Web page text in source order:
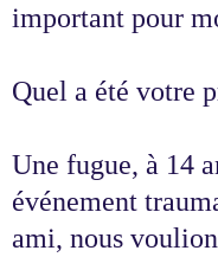
important pour
Quel a été votre
Une fugue, à 14
événement
ami, nous